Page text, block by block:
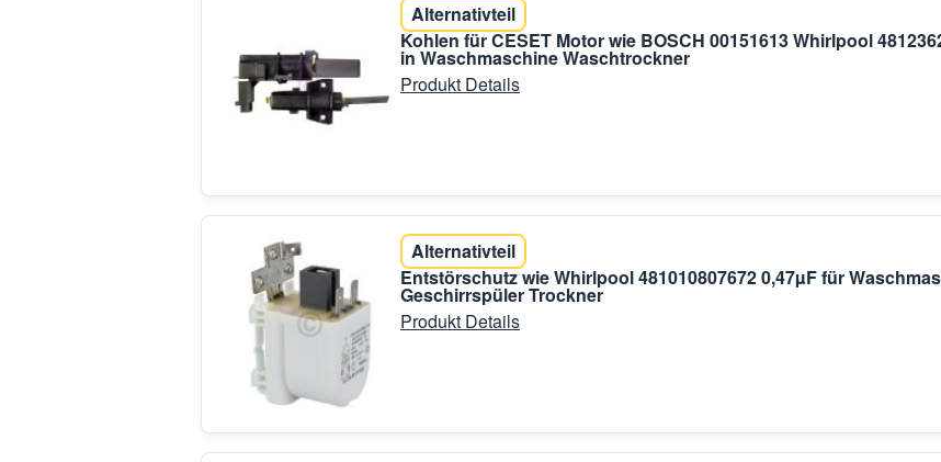
Alternativteil
Kohlen für CESET Motor wie BOSCH 00151613 Whirlpool
in Waschmaschine Waschtrockner
Produkt Details
Alternativteil
Entstörschutz wie Whirlpool 481010807672 0,47µF für
Geschirrspüler Trockner
Produkt Details